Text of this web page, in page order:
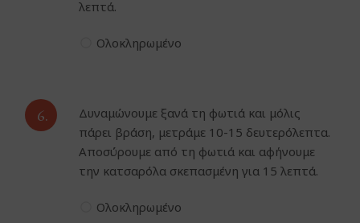
λεπτά.
Ολοκληρωμένο
6.
Δυναμώνουμε ξανά τη φωτιά και μόλις
πάρει βράση, μετράμε 10-15 δευτερόλεπτα.
Αποσύρουμε από τη φωτιά και αφήνουμε
την κατσαρόλα σκεπασμένη για 15 λεπτά.
Ολοκληρωμένο